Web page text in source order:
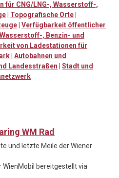
für CNG/LNG-, Wasserstoff-,
Topografische Orte
Verfügbarkeit öffentlicher
, Benzin- und
von Ladestationen für
Autobahnen und
Landesstraßen
Stadt und
WM Rad
und letzte Meile der Wiener
bereitgestellt via